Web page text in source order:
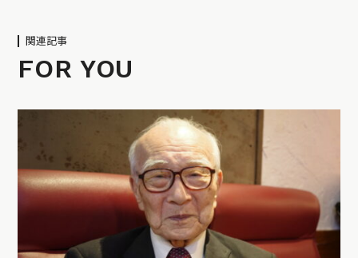
関連記事
FOR YOU